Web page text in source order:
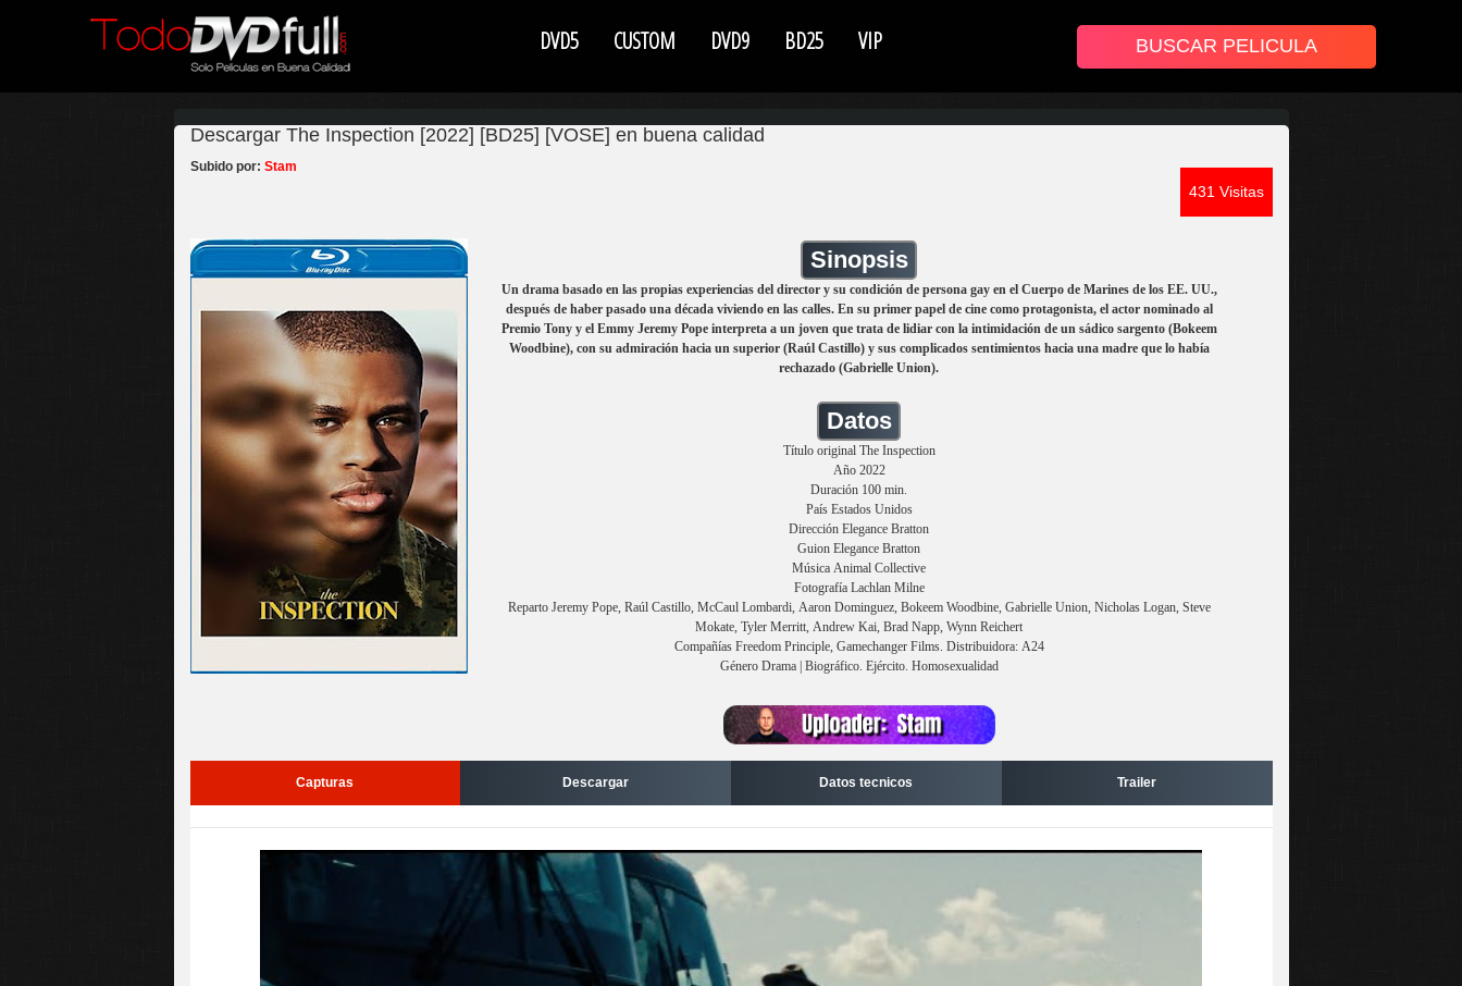
DVD5 CUSTOM DVD9 BD25 VIP
Descargar The Inspection [2022] [BD25] [VOSE] en buena calidad
431 Visitas
Subido por: Stam
Sinopsis
Un drama basado en las propias experiencias del director y su condición de persona gay en el Cuerpo de Marines de los EE. UU.,
después de haber pasado una década viviendo en las calles. En su primer papel de cine como protagonista, el actor nominado al
Premio Tony y el Emmy Jeremy Pope interpreta a un joven que trata de lidiar con la intimidación de un sádico sargento (Bokeem
Woodbine), con su admiración hacia un superior (Raúl Castillo) y sus complicados sentimientos hacia una madre que lo había
rechazado (Gabrielle Union).
Datos
Título original The Inspection
Año 2022
Duración 100 min.
País Estados Unidos
Dirección Elegance Bratton
Guion Elegance Bratton
Música Animal Collective
Fotografía Lachlan Milne
Reparto Jeremy Pope, Raúl Castillo, McCaul Lombardi, Aaron Dominguez, Bokeem Woodbine, Gabrielle Union, Nicholas Logan, Steve
Mokate, Tyler Merritt, Andrew Kai, Brad Napp, Wynn Reichert
Compañías Freedom Principle, Gamechanger Films. Distribuidora: A24
Género Drama | Biográfico. Ejército. Homosexualidad
Capturas Descargar Datos tecnicos Trailer